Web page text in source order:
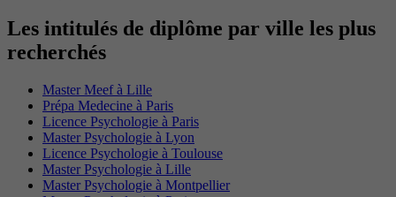
Les intitulés de diplôme par ville les plus
recherchés
Master Meef à Lille
Prépa Medecine à Paris
Licence Psychologie à Paris
Master Psychologie à Lyon
Licence Psychologie à Toulouse
Master Psychologie à Lille
Master Psychologie à Montpellier